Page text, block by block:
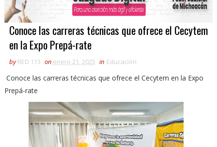
Conoce las carreras técnicas que ofrece el Cecytem
en la Expo Prepá-rate
by RED 113 on enero 21, 2025 in Educación
Conoce las carreras técnicas que ofrece el Cecytem en la Expo
Prepá-rate